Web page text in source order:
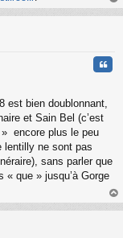
au
est bien doublonnant,
et Sain Bel (c’est
encore plus le peu
lentilly ne sont pas
sans parler que
que » jusqu’à Gorge
au